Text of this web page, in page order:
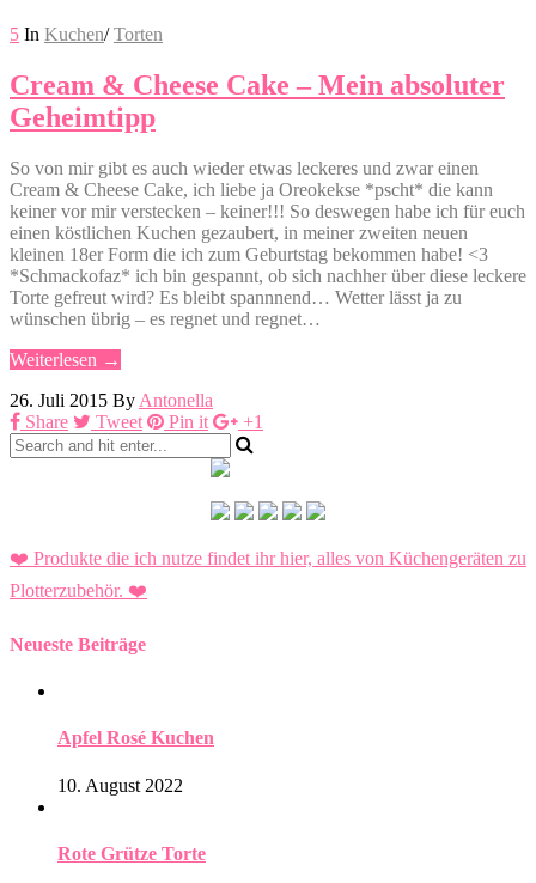
5 In Kuchen/ Torten
Cream & Cheese Cake – Mein absoluter
Geheimtipp
So von mir gibt es auch wieder etwas leckeres und zwar einen
Cream & Cheese Cake, ich liebe ja Oreokekse *pscht* die kann
keiner vor mir verstecken – keiner!!! So deswegen habe ich für euch
einen köstlichen Kuchen gezaubert, in meiner zweiten neuen
kleinen 18er Form die ich zum Geburtstag bekommen habe! <3
*Schmackofaz* ich bin gespannt, ob sich nachher über diese leckere
Torte gefreut wird? Es bleibt spannnend… Wetter lässt ja zu
wünschen übrig – es regnet und regnet…
Weiterlesen →
26. Juli 2015 By Antonella
Share
Tweet Pin it +1
❤️ Produkte die ich nutze findet ihr hier, alles von Küchengeräten zu
Plotterzubehör. ❤️
Neueste Beiträge
Apfel Rosé Kuchen
10. August 2022
Rote Grütze Torte